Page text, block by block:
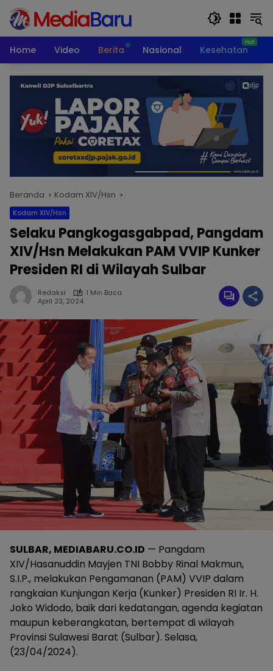
Langsung
konten
Home
Video Berita Nasional Kesehatan
Beranda Kodam XIV/Hsn
Kodam XIV/Hsn
Selaku Pangkogasgabpad, Pangdam
XIV/Hsn Melakukan PAM VVIP Kunker
Presiden RI di Wilayah Sulbar
Redaksi
1 Min Baca
April 23, 2024
SULBAR, MEDIABARU.CO.ID — Pangdam
XIV/Hasanuddin Mayjen TNI Bobby Rinal Makmun,
S.I.P., melakukan Pengamanan (PAM) VVIP dalam
rangkaian Kunjungan Kerja (Kunker) Presiden RI Ir. H.
Joko Widodo, baik dari kedatangan, agenda kegiatan
maupun keberangkatan, bertempat di wilayah
Provinsi Sulawesi Barat (Sulbar). Selasa,
(23/04/2024).